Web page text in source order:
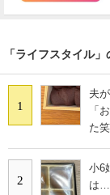
「ライフスタイル
1
夫
「
た
2
小6
は